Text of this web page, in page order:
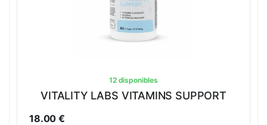
12 disponibles
VITALITY LABS VITAMINS SUPPORT
18.00€